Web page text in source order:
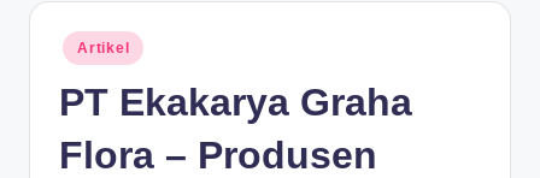
Posted
in
Artikel
PT Ekakarya Graha
Flora – Produsen